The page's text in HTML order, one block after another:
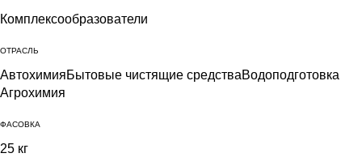
Комплексообразователи
ОТРАСЛЬ
АвтохимияБытовые чистящие средстваВодоподготовка
Агрохимия
ФАСОВКА
25 кг
Щелочи